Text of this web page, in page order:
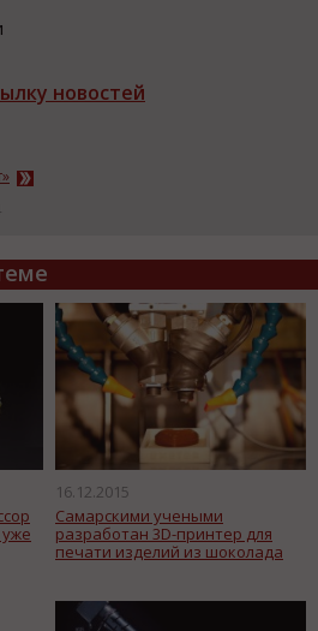
новостей
16.12.2015
Самарскими учеными
разработан 3D-принтер для
печати изделий из шоколада